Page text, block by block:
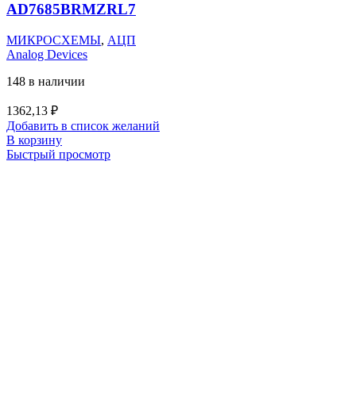
AD7685BRMZRL7
МИКРОСХЕМЫ, АЦП
Analog Devices
148 в наличии
1362,13 ₽
Добавить в список желаний
В корзину
Быстрый просмотр